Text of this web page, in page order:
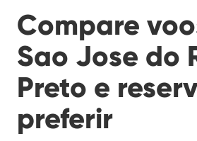
Compare
Sao Jose do
Preto e
preferir